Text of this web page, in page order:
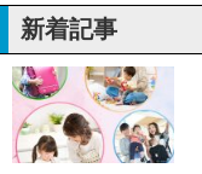
新着記事